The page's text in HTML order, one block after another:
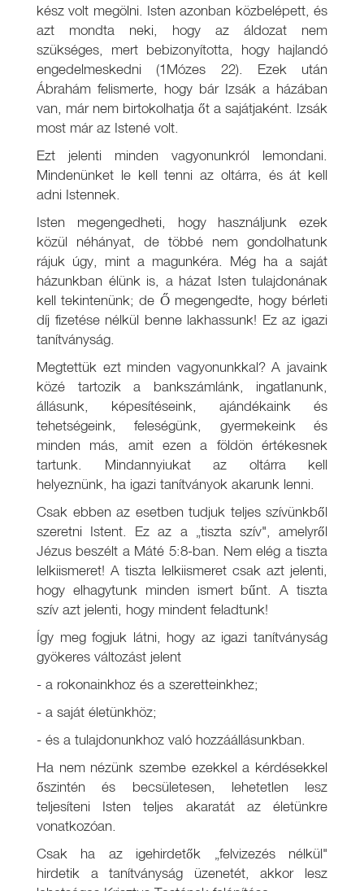
kész volt megölni. Isten azonban közbelépett, és
azt mondta neki, hogy az áldozat nem
szükséges, mert bebizonyította, hogy hajlandó
engedelmeskedni (1Mózes 22). Ezek után
Ábrahám felismerte, hogy bár Izsák a házában
van, már nem birtokolhatja őt a sajátjaként. Izsák
most már az Istené volt.
Ezt jelenti minden vagyonunkról lemondani.
Mindenünket le kell tenni az oltárra, és át kell
adni Istennek.
Isten megengedheti, hogy használjunk ezek
közül néhányat, de többé nem gondolhatunk
rájuk úgy, mint a magunkéra. Még ha a saját
házunkban élünk is, a házat Isten tulajdonának
kell tekintenünk; de Ő megengedte, hogy bérleti
díj fizetése nélkül benne lakhassunk! Ez az igazi
tanítványság.
Megtettük ezt minden vagyonunkkal? A javaink
közé tartozik a bankszámlánk, ingatlanunk,
állásunk, képesítéseink, ajándékaink és
tehetségeink, feleségünk, gyermekeink és
minden más, amit ezen a földön értékesnek
tartunk. Mindannyiukat az oltárra kell
helyeznünk, ha igazi tanítványok akarunk lenni.
Csak ebben az esetben tudjuk teljes szívünkből
szeretni Istent. Ez az a „tiszta szív", amelyről
Jézus beszélt a Máté 5:8-ban. Nem elég a tiszta
lelkiismeret! A tiszta lelkiismeret csak azt jelenti,
hogy elhagytunk minden ismert bűnt. A tiszta
szív azt jelenti, hogy mindent feladtunk!
Így meg fogjuk látni, hogy az igazi tanítványság
gyökeres változást jelent
- a rokonainkhoz és a szeretteinkhez;
- a saját életünkhöz;
- és a tulajdonunkhoz való hozzáállásunkban.
Ha nem nézünk szembe ezekkel a kérdésekkel
őszintén és becsületesen, lehetetlen lesz
teljesíteni Isten teljes akaratát az életünkre
vonatkozóan.
Csak ha az igehirdetők „felvizezés nélkül"
hirdetik a tanítványság üzenetét, akkor lesz